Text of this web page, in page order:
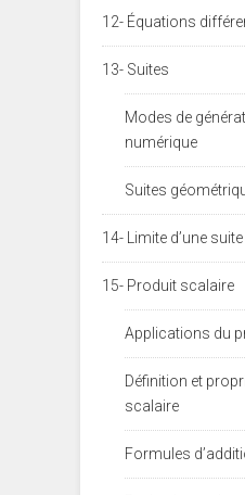
12- Équations
13- Suites
Modes de
numérique
Suites
14- Limite d’une suite
15- Produit scalaire
Applications du
Définition et
scalaire
Formules